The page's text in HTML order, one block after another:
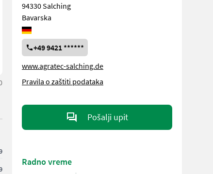
94330 Salching
Bavarska
+49 9421 ******
www.agratec-salching.de
Pravila o zaštiti podataka
Pošalji upit
Radno vreme